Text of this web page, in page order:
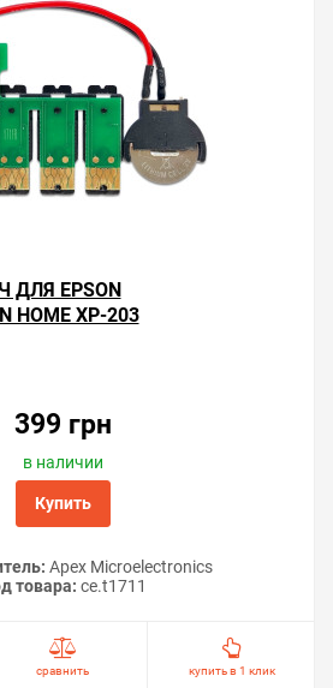
ДЛЯ EPSON
HOME XP-203
399 грн
в наличии
Купить
Apex Microelectronics
товара: ce.t1711
сравнить купить в 1 клик